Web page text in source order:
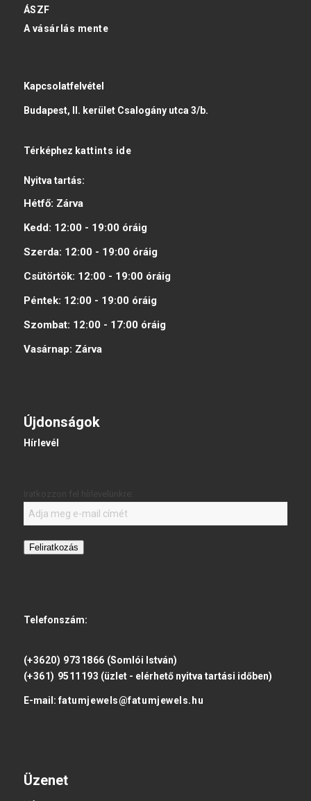
ÁSZF
A vásárlás mente
Kapcsolatfelvétel
Budapest, II. kerület Csalogány utca 3/b.
Térképhez kattints ide
Nyitva tartás:
Hétfő: Zárva
Kedd: 12:00 - 19:00 óráig
Szerda: 12:00 - 19:00 óráig
Csütörtök: 12:00 - 19:00 óráig
Péntek: 12:00 - 19:00 óráig
Szombat: 12:00 - 17:00 óráig
Vasárnap: Zárva
Újdonságok
Hírlevél
Feliratkozás
Telefonszám:
(+3620) 9731866 (Somlói István)
(+361) 9511193 (üzlet - elérhető nyitva tartási időben)
E-mail: fatumjewels@fatumjewels.hu
Üzenet